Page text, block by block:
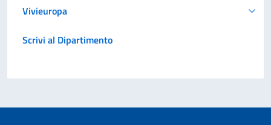
Vivieuropa
Scrivi al Dipartimento